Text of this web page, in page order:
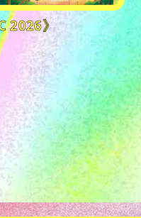
2026》